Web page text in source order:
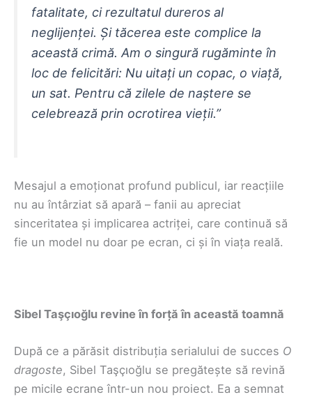
fatalitate, ci rezultatul dureros al
neglijenței. Și tăcerea este complice la
această crimă. Am o singură rugăminte în
loc de felicitări: Nu uitați un copac, o viață,
un sat. Pentru că zilele de naștere se
celebrează prin ocrotirea vieții.”
Mesajul a emoționat profund publicul, iar reacțiile
nu au întârziat să apară – fanii au apreciat
sinceritatea și implicarea actriței, care continuă să
fie un model nu doar pe ecran, ci și în viața reală.
Sibel Taşçıoğlu revine în forță în această toamnă
După ce a părăsit distribuția serialului de succes O
dragoste, Sibel Taşçıoğlu se pregătește să revină
pe micile ecrane într-un nou proiect. Ea a semnat